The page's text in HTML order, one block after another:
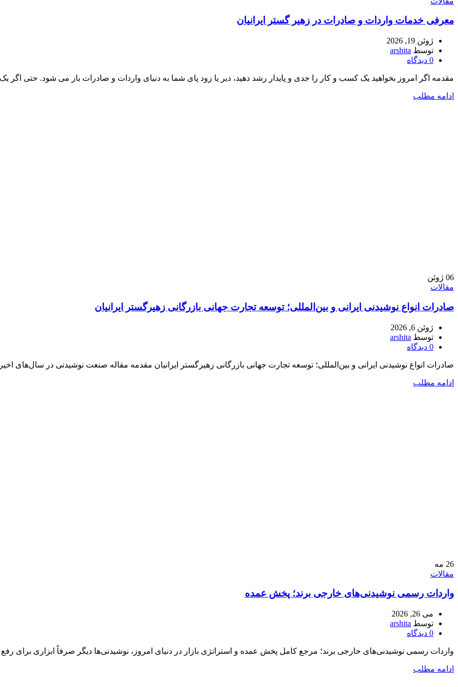
معرفی خدمات واردات و صادرات در زهیر گستر ایرانیان
ژوئن 19, 2026
توسط arshita
0 دیدگاه
مقدمه اگر امروز بخواهید یک کسب و کار را جدی و پایدار رشد دهید، دیر یا زود پای شما به دنیای واردات و صادرات باز می شود. حتی اگر
ادامه مطلب
06 ژوئن
مقالات
صادرات انواع نوشیدنی ایرانی و بین‌المللی؛ توسعه تجارت جهانی بازرگانی زهیرگستر ایرانیان
ژوئن 6, 2026
توسط arshita
0 دیدگاه
صادرات انواع نوشیدنی ایرانی و بین‌المللی؛ توسعه تجارت جهانی بازرگانی زهیرگستر ایرانیان مقدمه مقاله صنعت نوشیدنی در سال‌های
ادامه مطلب
26 مه
مقالات
واردات رسمی نوشیدنی‌های خارجی برند؛ پخش عمده
می 26, 2026
توسط arshita
0 دیدگاه
واردات رسمی نوشیدنی‌های خارجی برند؛ مرجع کامل پخش عمده و استراتژی بازار در دنیای امروز، نوشیدنی‌ها دیگر صرفاً ابزاری برای
ادامه مطلب